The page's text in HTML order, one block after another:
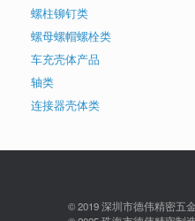
螺柱铆钉类
螺母螺帽螺栓类
车充壳体产品
轴类
连接器壳体类
© 2019 深圳市德伟精密五